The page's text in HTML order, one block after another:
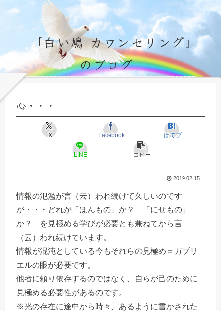
「白い鳩 カウンセリング」
のブログ
心・・・
X Facebook はてブ
LINE コピー
2019.02.15
情報の氾濫が言（云）われ続けて久しいのです
が・・・どれが「ほんもの」か？ 「にせもの」
か？ を見極める学びが必要とも兼ねてから言
（云）われ続けています。
情報が混沌としている今もそれらの見極め＝ガブリ
エルの眼が必要です。
他者に頼り依存するのではなく、自らが己のために
見極める必要性があるのです。
※光の存在に途中から時々、あるように書かされた